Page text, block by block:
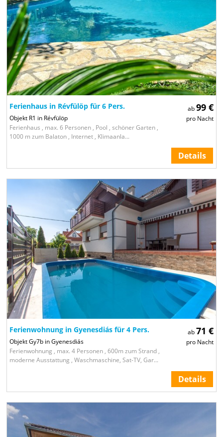
ab99 €
pro Nacht
Ferienhaus in Révfülöp für 6 Pers.
Objekt R1 in Révfülöp
Ferienhaus , max. 6 Personen , Pool , schöner Garten ,
1000 m zum Balaton , Internet , Klimaanla...
Details
ab71 €
pro Nacht
Ferienwohnung in Gyenesdiás für 4 Pers.
Objekt Gy7b in Gyenesdiás
Ferienwohnung , max. 4 Personen , 600m zum Strand ,
moderne Ausstattung , Waschmaschine, Sat-TV, Gar...
Details